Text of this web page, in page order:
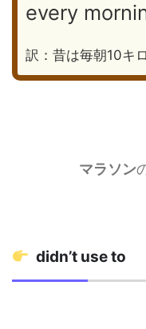
every
訳：昔は毎朝10キ
マラソン
didn’t use to